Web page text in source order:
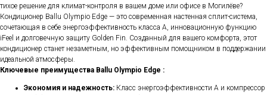
тихое решение для климат-контроля в вашем доме или офисе в Могилёве?
Кондиционер Ballu Olympio Edge — это современная настенная сплит-система,
сочетающая в себе энергоэффективность класса А, инновационную функцию
iFeel и долговечную защиту Golden Fin. Созданный для вашего комфорта, этот
кондиционер станет незаметным, но эффективным помощником в поддержании
идеальной атмосферы.
Ключевые преимущества Ballu Olympio Edge :
Экономия и надежность: Класс энергоэффективности A и компрессор